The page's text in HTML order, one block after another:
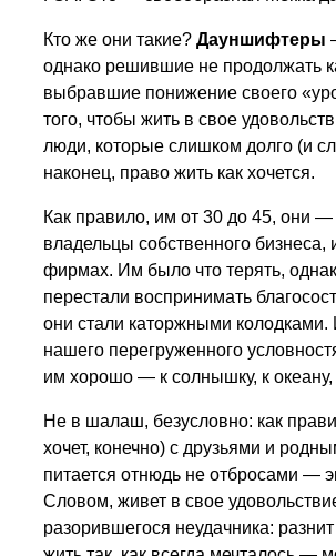
Кто же они такие? Дауншифтеры
однако решившие не продолжать
выбравшие понижение своего
того, чтобы жить в свое
люди, которые слишком долго (и
наконец, право жить как хочется.
Как правило, им от 30 до 45, они
владельцы собственного
фирмах. Им было что терять,
перестали воспринимать
они стали каторжными колодками.
нашего перегруженного
им хорошо — к солнышку, к
Не в шалаш, безусловно: как
хочет, конечно) с друзьями и
питается отнюдь не отбросами —
Словом, живет в свое
разорившегося неудачника: